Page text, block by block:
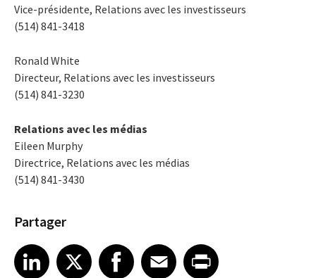
Vice-présidente, Relations avec les investisseurs
(514) 841-3418
Ronald White
Directeur, Relations avec les investisseurs
(514) 841-3230
Relations avec les médias
Eileen Murphy
Directrice, Relations avec les médias
(514) 841-3430
Partager
Share article on LinkedIn
LinkedIn
Share article on XShare article on Facebook
Facebook
Share article on Email
EmailShare article on Print